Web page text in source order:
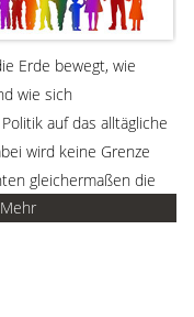
Erde bewegt, wie
wie sich
auf das alltägliche
wird keine Grenze
gleichermaßen die
Mehr